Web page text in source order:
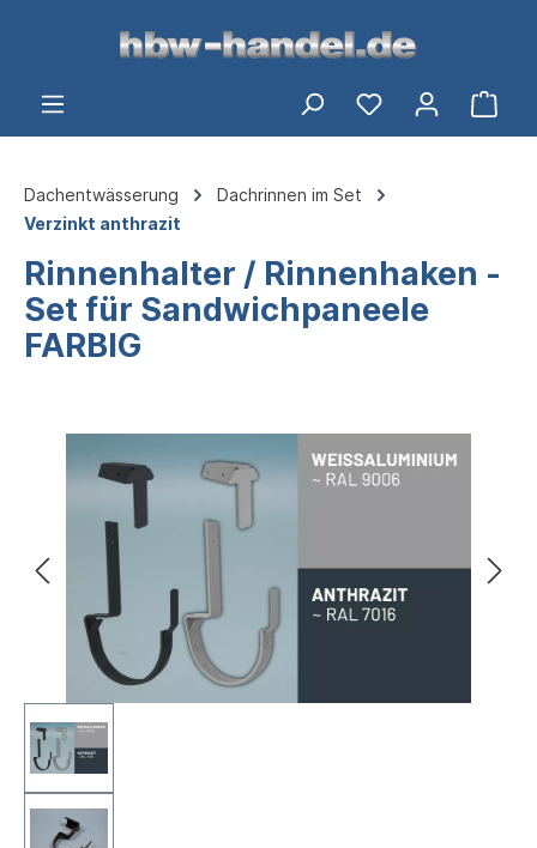
springen
Dachentwässerung
Dachrinnen im Set
Verzinkt anthrazit
Rinnenhalter / Rinnenhaken -
Set für Sandwichpaneele
FARBIG